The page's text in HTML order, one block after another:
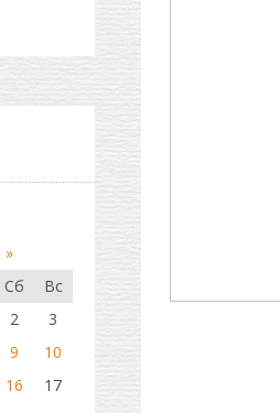
»
Сб
Вс
2
3
9
10
16
17